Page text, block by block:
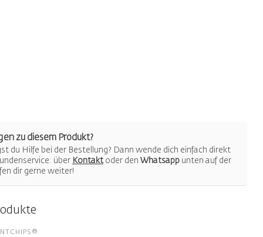
zu diesem Produkt?
du Hilfe bei der Bestellung? Dann wende dich einfach direkt
über Kontaktoder den Whatsapp unten auf der
dir gerne weiter!